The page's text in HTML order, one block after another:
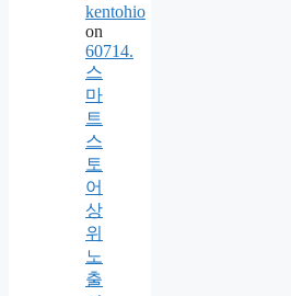
kentohio
on
60714.
스
마
트
스
토
어
상
위
노
출